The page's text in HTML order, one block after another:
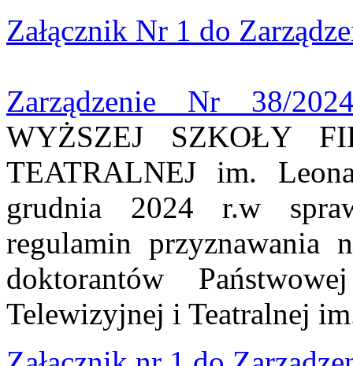
Załącznik Nr 1 do
Zarządzenie Nr 38/
WYŻSZEJ SZKOŁY
TEATRALNEJ im.
grudnia 2024 r.w
regulamin przyznawania
doktorantów
Telewizyjnej i Teatralnej